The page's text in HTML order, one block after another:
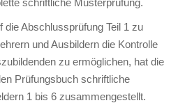
schriftliche Musterprüfung.
die Abschlussprüfung Teil 1 zu
und Ausbildern die Kontrolle
zu ermöglichen, hat die
Prüfungsbuch schriftliche
1 bis 6 zusammengestellt.